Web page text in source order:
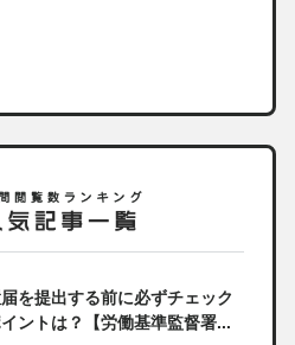
を提出する前に必ずチェック
ントは？【労働基準監督署...